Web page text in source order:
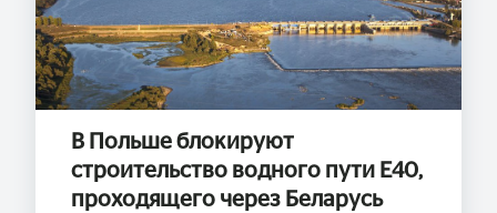
В Польше блокируют
строительство водного пути Е40,
проходящего через Беларусь